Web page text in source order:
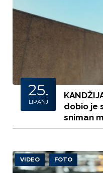
25.
LIPANJ
dobio je
sniman
VIDEO FOTO